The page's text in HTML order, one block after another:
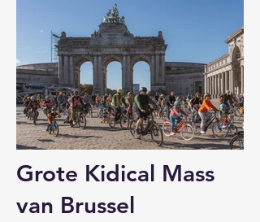
Grote Kidical Mass
van Brussel